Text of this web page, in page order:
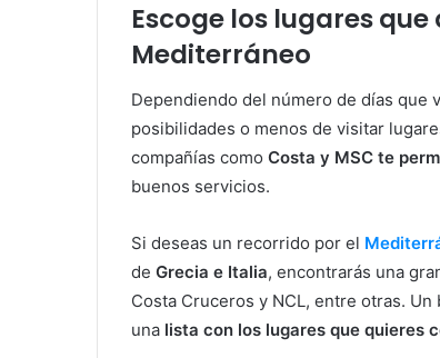
Escoge los lugares
Mediterráneo
Dependiendo del número de días que
posibilidades o menos de visitar
compañías como Costa y MSC te
buenos servicios.
Si deseas un recorrido por el
de Grecia e Italia, encontrarás una
Costa Cruceros y NCL, entre otras.
una lista con los lugares que quieres